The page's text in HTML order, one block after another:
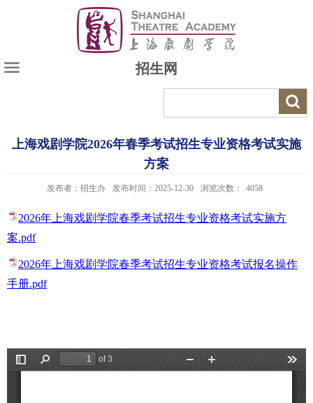
招生网
上海戏剧学院2026年春季考试招生专业资格考试实施
方案
发布者：招生办 发布时间：2025-12-30 浏览次数： 4058
2026年上海戏剧学院春季考试招生专业资格考试实施方
案.pdf
2026年上海戏剧学院春季考试招生专业资格考试报名操作
手册.pdf